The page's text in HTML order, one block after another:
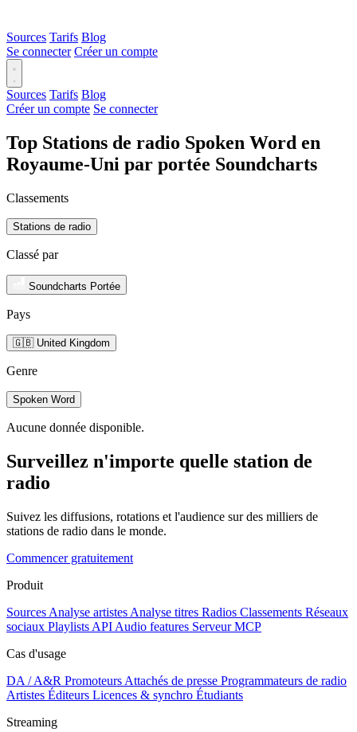
Sources Tarifs Blog
Se connecter Créer un compte
Sources Tarifs Blog
Créer un compte Se connecter
Top Stations de radio Spoken Word en
Royaume-Uni par portée Soundcharts
Classements
Stations de radio
Classé par
Soundcharts Portée
Pays
🇬🇧 United Kingdom
Genre
Spoken Word
Aucune donnée disponible.
Surveillez n'importe quelle station de
radio
Suivez les diffusions, rotations et l'audience sur des milliers de
stations de radio dans le monde.
Commencer gratuitement
Produit
Sources Analyse artistes Analyse titres Radios Classements Réseaux
sociaux Playlists API Audio features Serveur MCP
Cas d'usage
DA / A&R Promoteurs Attachés de presse Programmateurs de radio
Artistes Éditeurs Licences & synchro Étudiants
Streaming